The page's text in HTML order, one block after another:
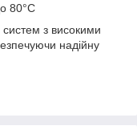
80°C
систем з високими
надійну